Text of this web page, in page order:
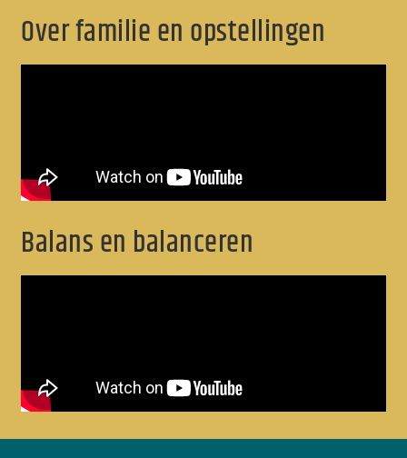
Over familie en opstellingen
Balans en balanceren